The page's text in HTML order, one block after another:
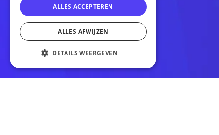
OVERIG
Cases
Over ons
ALLES ACCEPTEREN
ALLES AFWIJZEN
DETAILS WEERGEVEN